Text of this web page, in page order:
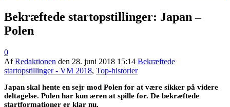
Bekræftede startopstillinger: Japan –
Polen
0
AfRedaktionen den 28. juni 2018 15:14 Bekræftede
startopstillinger - VM 2018, Top-historier
Japan skal hente en sejr mod Polen for at være sikker på videre
deltagelse. Polen har kun æren at spille for. De bekræftede
startformationer er klar nu.